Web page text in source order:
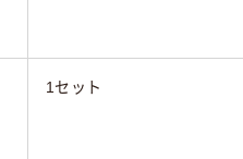
1セット